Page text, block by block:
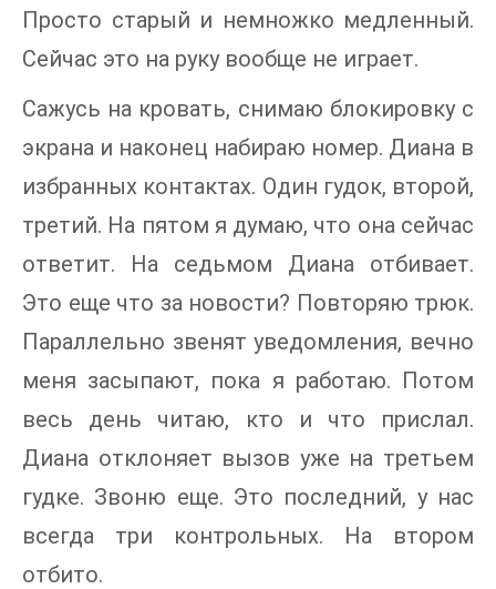
Просто старый и немножко медленный.
Сейчас это на руку вообще не играет.
Сажусь на кровать, снимаю блокировку с
экрана и наконец набираю номер. Диана в
избранных контактах. Один гудок, второй,
третий. На пятом я думаю, что она сейчас
ответит. На седьмом Диана отбивает.
Это еще что за новости? Повторяю трюк.
Параллельно звенят уведомления, вечно
меня засыпают, пока я работаю. Потом
весь день читаю, кто и что прислал.
Диана отклоняет вызов уже на третьем
гудке. Звоню еще. Это последний, у нас
всегда три контрольных. На втором
отбито.